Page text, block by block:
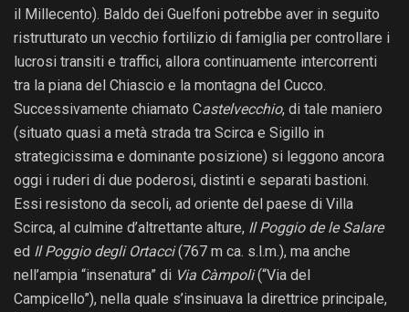
il Millecento). Baldo dei Guelfoni potrebbe aver in seguito
ristrutturato un vecchio fortilizio di famiglia per controllare i
lucrosi transiti e traffici, allora continuamente intercorrenti
tra la piana del Chiascio e la montagna del Cucco.
Successivamente chiamato Castelvecchio, di tale maniero
(situato quasi a metà strada tra Scirca e Sigillo in
strategicissima e dominante posizione) si leggono ancora
oggi i ruderi di due poderosi, distinti e separati bastioni.
Essi resistono da secoli, ad oriente del paese di Villa
Scirca, al culmine d’altrettante alture, Il Poggio de le Salare
ed Il Poggio degli Ortacci(767 m ca. s.l.m.), ma anche
nell’ampia “insenatura” di Via Càmpoli(“Via del
Campicello”), nella quale s’insinuava la direttrice principale,